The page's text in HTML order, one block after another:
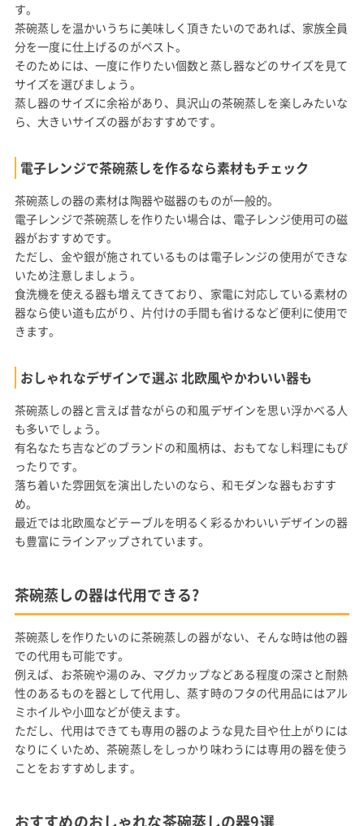
す。
茶碗蒸しを温かいうちに美味しく頂きたいのであれば、家族全員
分を一度に仕上げるのがベスト。
そのためには、一度に作りたい個数と蒸し器などのサイズを見て
サイズを選びましょう。
蒸し器のサイズに余裕があり、具沢山の茶碗蒸しを楽しみたいな
ら、大きいサイズの器がおすすめです。
電子レンジで茶碗蒸しを作るなら素材もチェック
茶碗蒸しの器の素材は陶器や磁器のものが一般的。
電子レンジで茶碗蒸しを作りたい場合は、電子レンジ使用可の磁
器がおすすめです。
ただし、金や銀が施されているものは電子レンジの使用ができな
いため注意しましょう。
食洗機を使える器も増えてきており、家電に対応している素材の
器なら使い道も広がり、片付けの手間も省けるなど便利に使用で
きます。
おしゃれなデザインで選ぶ 北欧風やかわいい器も
茶碗蒸しの器と言えば昔ながらの和風デザインを思い浮かべる人
も多いでしょう。
有名なたち吉などのブランドの和風柄は、おもてなし料理にもぴ
ったりです。
落ち着いた雰囲気を演出したいのなら、和モダンな器もおすす
め。
最近では北欧風などテーブルを明るく彩るかわいいデザインの器
も豊富にラインアップされています。
茶碗蒸しの器は代用できる?
茶碗蒸しを作りたいのに茶碗蒸しの器がない、そんな時は他の器
での代用も可能です。
例えば、お茶碗や湯のみ、マグカップなどある程度の深さと耐熱
性のあるものを器として代用し、蒸す時のフタの代用品にはアル
ミホイルや小皿などが使えます。
ただし、代用はできても専用の器のような見た目や仕上がりには
なりにくいため、茶碗蒸しをしっかり味わうには専用の器を使う
ことをおすすめします。